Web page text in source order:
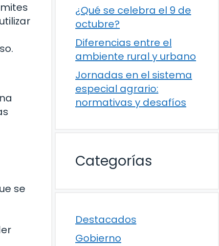
se
¿Qué se celebra el 9 de
octubre?
Diferencias entre el
ambiente rural y urbano
Jornadas en el sistema
especial agrario:
normativas y desafíos
Categorías
Destacados
Gobierno